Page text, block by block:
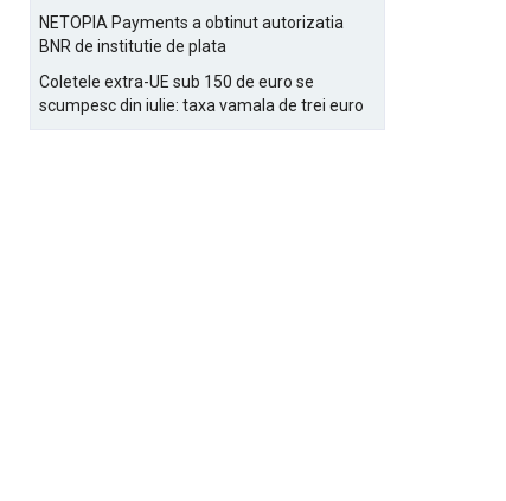
NETOPIA Payments a obtinut autorizatia
BNR de institutie de plata
Coletele extra-UE sub 150 de euro se
scumpesc din iulie: taxa vamala de trei euro
pe articol, adaugata la taxa logistica